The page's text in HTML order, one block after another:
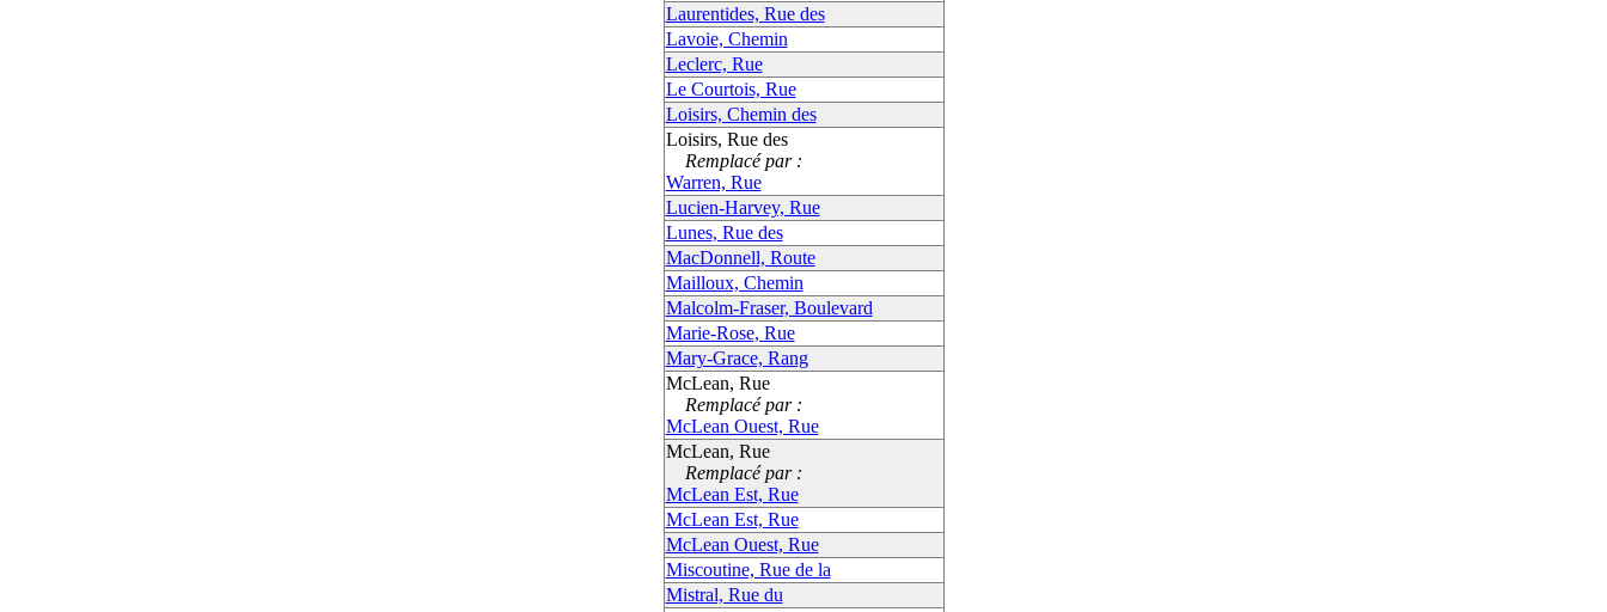
Laurentides, Rue des
Lavoie, Chemin
Leclerc, Rue
Le Courtois, Rue
Loisirs, Chemin des
Loisirs, Rue des
Remplacé par :
Warren, Rue
Lucien-Harvey, Rue
Lunes, Rue des
MacDonnell, Route
Mailloux, Chemin
Malcolm-Fraser, Boulevard
Marie-Rose, Rue
Mary-Grace, Rang
McLean, Rue
Remplacé par :
McLean Ouest, Rue
McLean, Rue
Remplacé par :
McLean Est, Rue
McLean Est, Rue
McLean Ouest, Rue
Miscoutine, Rue de la
Mistral, Rue du